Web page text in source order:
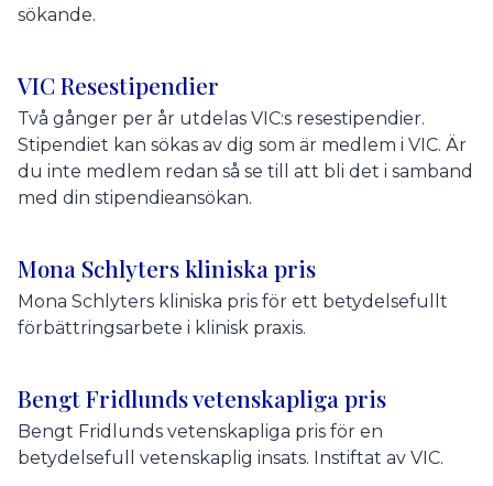
sökande.
VIC Resestipendier
Två gånger per år utdelas VIC:s resestipendier.
Stipendiet kan sökas av dig som är medlem i VIC. Är
du inte medlem redan så se till att bli det i samband
med din stipendieansökan.
Mona Schlyters kliniska pris
Mona Schlyters kliniska pris för ett betydelsefullt
förbättringsarbete i klinisk praxis.
Bengt Fridlunds vetenskapliga pris
Bengt Fridlunds vetenskapliga pris för en
betydelsefull vetenskaplig insats. Instiftat av VIC.